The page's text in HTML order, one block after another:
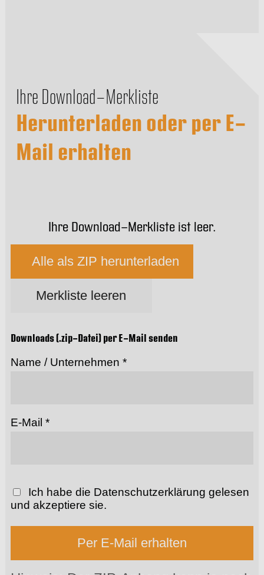
Ihre Download-Merkliste
Herunterladen oder per E-
Mail erhalten
Ihre Download-Merkliste ist leer.
Alle als ZIP herunterladen
Merkliste leeren
Downloads (.zip-Datei) per E-Mail senden
Name / Unternehmen *
E-Mail *
Ich habe die Datenschutzerklärung gelesen
und akzeptiere sie.
Per E-Mail erhalten